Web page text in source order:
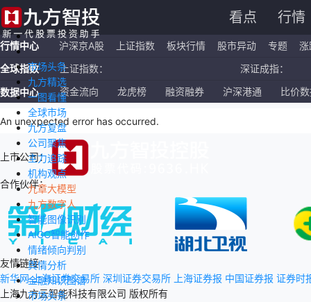
看点 行情
市场头条
九方精选
一图看懂
全球市场
九方复盘
公司聚焦
主力追踪
机构观点
九章大模型
九方数字人
智能图像识别
AIGC智能创作
情绪倾向判别
舆情分析
金融知识图谱
市场头条
行情中心 沪深京A股 上证指数 板块行情 股市异动 专题
涨
全球指数
上证指数：
深证成指：
恒生指数：
国企指数：
纳斯达克ETF：
数据中心 资金流向 龙虎榜 融资融券 沪深港通 比价
An unexpected error has occurred.
上市公司：
合作伙伴：
友情链接：
新华网 上海证券交易所 深圳证券交易所 上海证券报 中国证券报 证券时
上海九方云智能科技有限公司 版权所有